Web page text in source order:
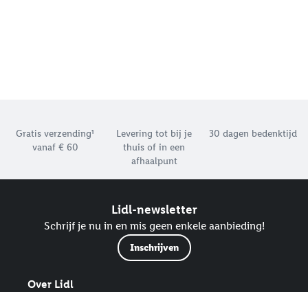
Gratis verzending¹
vanaf € 60
Levering tot bij je
thuis of in een
afhaalpunt
30 dagen bedenktijd
Lidl-newsletter
Schrijf je nu in en mis geen enkele aanbieding!
Inschrijven
Over Lidl